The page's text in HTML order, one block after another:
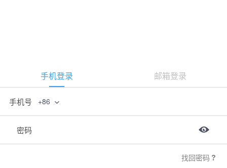
手机登录 邮箱登录
手机号 +86
密码
找回密码